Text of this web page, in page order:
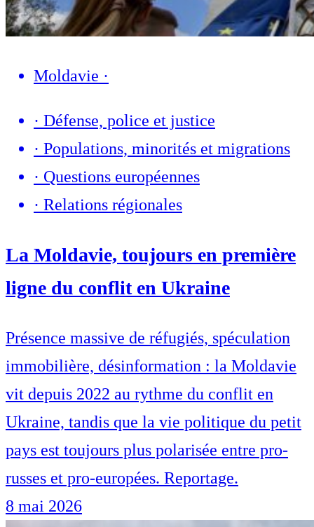
Moldavie ·
· Défense, police et justice
· Populations, minorités et migrations
· Questions européennes
· Relations régionales
La Moldavie, toujours en première
ligne du conflit en Ukraine
Présence massive de réfugiés, spéculation
immobilière, désinformation : la Moldavie
vit depuis 2022 au rythme du conflit en
Ukraine, tandis que la vie politique du petit
pays est toujours plus polarisée entre pro-
russes et pro-europées. Reportage.
8 mai 2026